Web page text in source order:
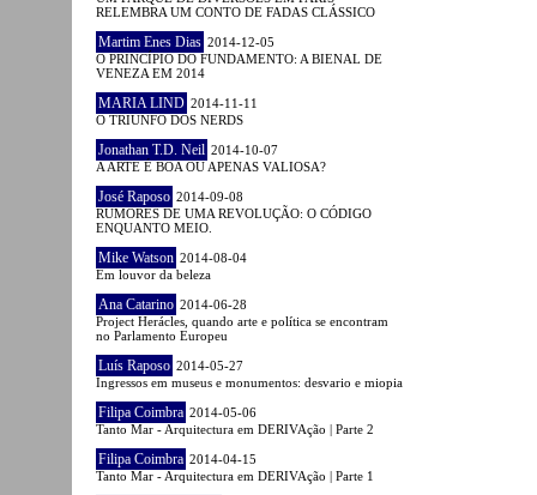
RELEMBRA UM CONTO DE FADAS CLÁSSICO
Martim Enes Dias 2014-12-05
O PRINCÍPIO DO FUNDAMENTO: A BIENAL DE
VENEZA EM 2014
MARIA LIND 2014-11-11
O TRIUNFO DOS NERDS
Jonathan T.D. Neil 2014-10-07
A ARTE É BOA OU APENAS VALIOSA?
José Raposo 2014-09-08
RUMORES DE UMA REVOLUÇÃO: O CÓDIGO
ENQUANTO MEIO.
Mike Watson 2014-08-04
Em louvor da beleza
Ana Catarino 2014-06-28
Project Herácles, quando arte e política se encontram
no Parlamento Europeu
Luís Raposo 2014-05-27
Ingressos em museus e monumentos: desvario e miopia
Filipa Coimbra 2014-05-06
Tanto Mar - Arquitectura em DERIVAção | Parte 2
Filipa Coimbra 2014-04-15
Tanto Mar - Arquitectura em DERIVAção | Parte 1